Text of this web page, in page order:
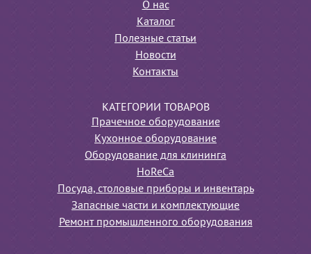
О нас
Каталог
Полезные статьи
Новости
Контакты
КАТЕГОРИИ ТОВАРОВ
Прачечное оборудование
Кухонное оборудование
Оборудование для клининга
HoReCa
Посуда, столовые приборы и инвентарь
Запасные части и комплектующие
Ремонт промышленного оборудования